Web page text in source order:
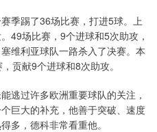
季踢了36场比赛，打进5球。上
49场比赛，9个进球和5次助攻，
维利亚球队一路杀入了决赛。本
贡献9个进球和8次助攻。
逃过许多欧洲重要球队的关注，
巨大的补充，他善于突破、速度
多，德科非常看重他。